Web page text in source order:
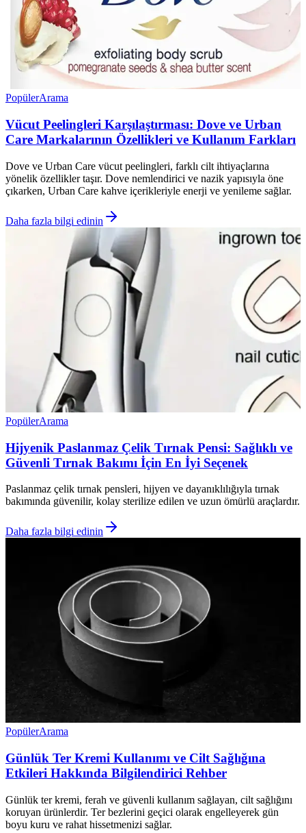
PopülerArama
Vücut Peelingleri Karşılaştırması: Dove ve Urban
Care Markalarının Özellikleri ve Kullanım Farkları
Dove ve Urban Care vücut peelingleri, farklı cilt ihtiyaçlarına
yönelik özellikler taşır. Dove nemlendirici ve nazik yapısıyla öne
çıkarken, Urban Care kahve içerikleriyle enerji ve yenileme sağlar.
Daha fazla bilgi edinin
PopülerArama
Hijyenik Paslanmaz Çelik Tırnak Pensi: Sağlıklı ve
Güvenli Tırnak Bakımı İçin En İyi Seçenek
Paslanmaz çelik tırnak pensleri, hijyen ve dayanıklılığıyla tırnak
bakımında güvenilir, kolay sterilize edilen ve uzun ömürlü araçlardır.
Daha fazla bilgi edinin
PopülerArama
Günlük Ter Kremi Kullanımı ve Cilt Sağlığına
Etkileri Hakkında Bilgilendirici Rehber
Günlük ter kremi, ferah ve güvenli kullanım sağlayan, cilt sağlığını
koruyan ürünlerdir. Ter bezlerini geçici olarak engelleyerek gün
boyu kuru ve rahat hissetmenizi sağlar.